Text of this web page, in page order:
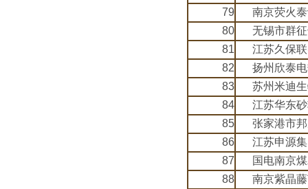
79
南京荧火
80
无锡市群
81
江苏久保
82
扬州欣泰
83
苏州米迪
84
江苏华东
85
张家港市
86
江苏申源
87
国电南京
88
南京紫晶